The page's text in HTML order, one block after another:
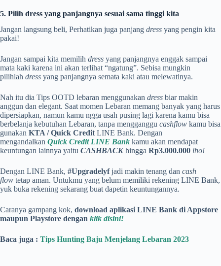
5. Pilih dress yang panjangnya sesuai sama tinggi kita
Jangan langsung beli, Perhatikan juga panjang dress yang pengin kita
pakai!
Jangan sampai kita memilih dress yang panjangnya enggak sampai
mata kaki karena ini akan terlihat “ngatung”. Sebisa mungkin
pilihlah dress yang panjangnya semata kaki atau melewatinya.
Nah itu dia Tips OOTD lebaran menggunakan dress biar makin
anggun dan elegant. Saat momen Lebaran memang banyak yang harus
dipersiapkan, namun kamu ngga usah pusing lagi karena kamu bisa
berbelanja kebutuhan Lebaran, tanpa mengganggu cashflow kamu bisa
gunakan KTA / Quick Credit LINE Bank. Dengan
mengandalkan Quick Credit LINE Bank kamu akan mendapat
keuntungan lainnya yaitu CASHBACKhingga Rp3.000.000 lho!
Dengan LINE Bank, #Upgradelyfjadi makin tenang dan cash
flow tetap aman. Untukmu yang belum memiliki rekening LINE Bank,
yuk buka rekening sekarang buat dapetin keuntungannya.
Caranya gampang kok, download aplikasi LINE Bank di Appstore
maupun Playstore dengan klik disini!
Baca juga : Tips Hunting Baju Menjelang Lebaran 2023